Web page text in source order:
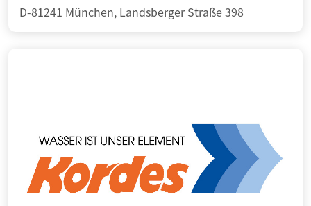
D-81241 München, Landsberger Straße 398